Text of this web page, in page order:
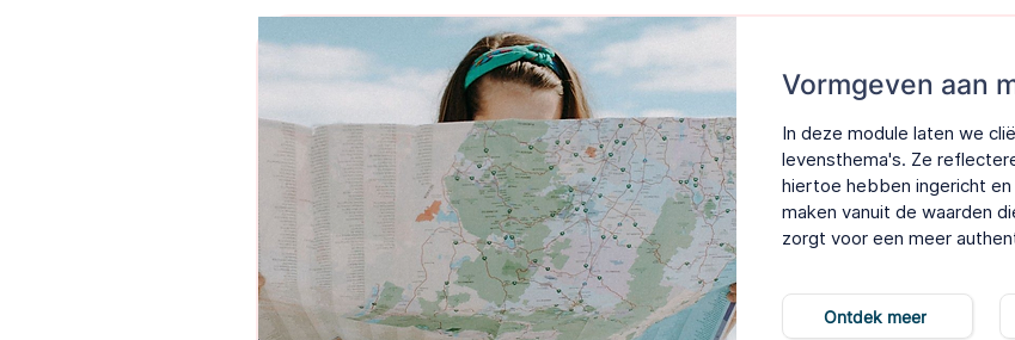
Vormgeven aan
In deze module laten we
levensthema's. Ze
hiertoe hebben ingericht
maken vanuit de waarden
zorgt voor een meer
Ontdek meer